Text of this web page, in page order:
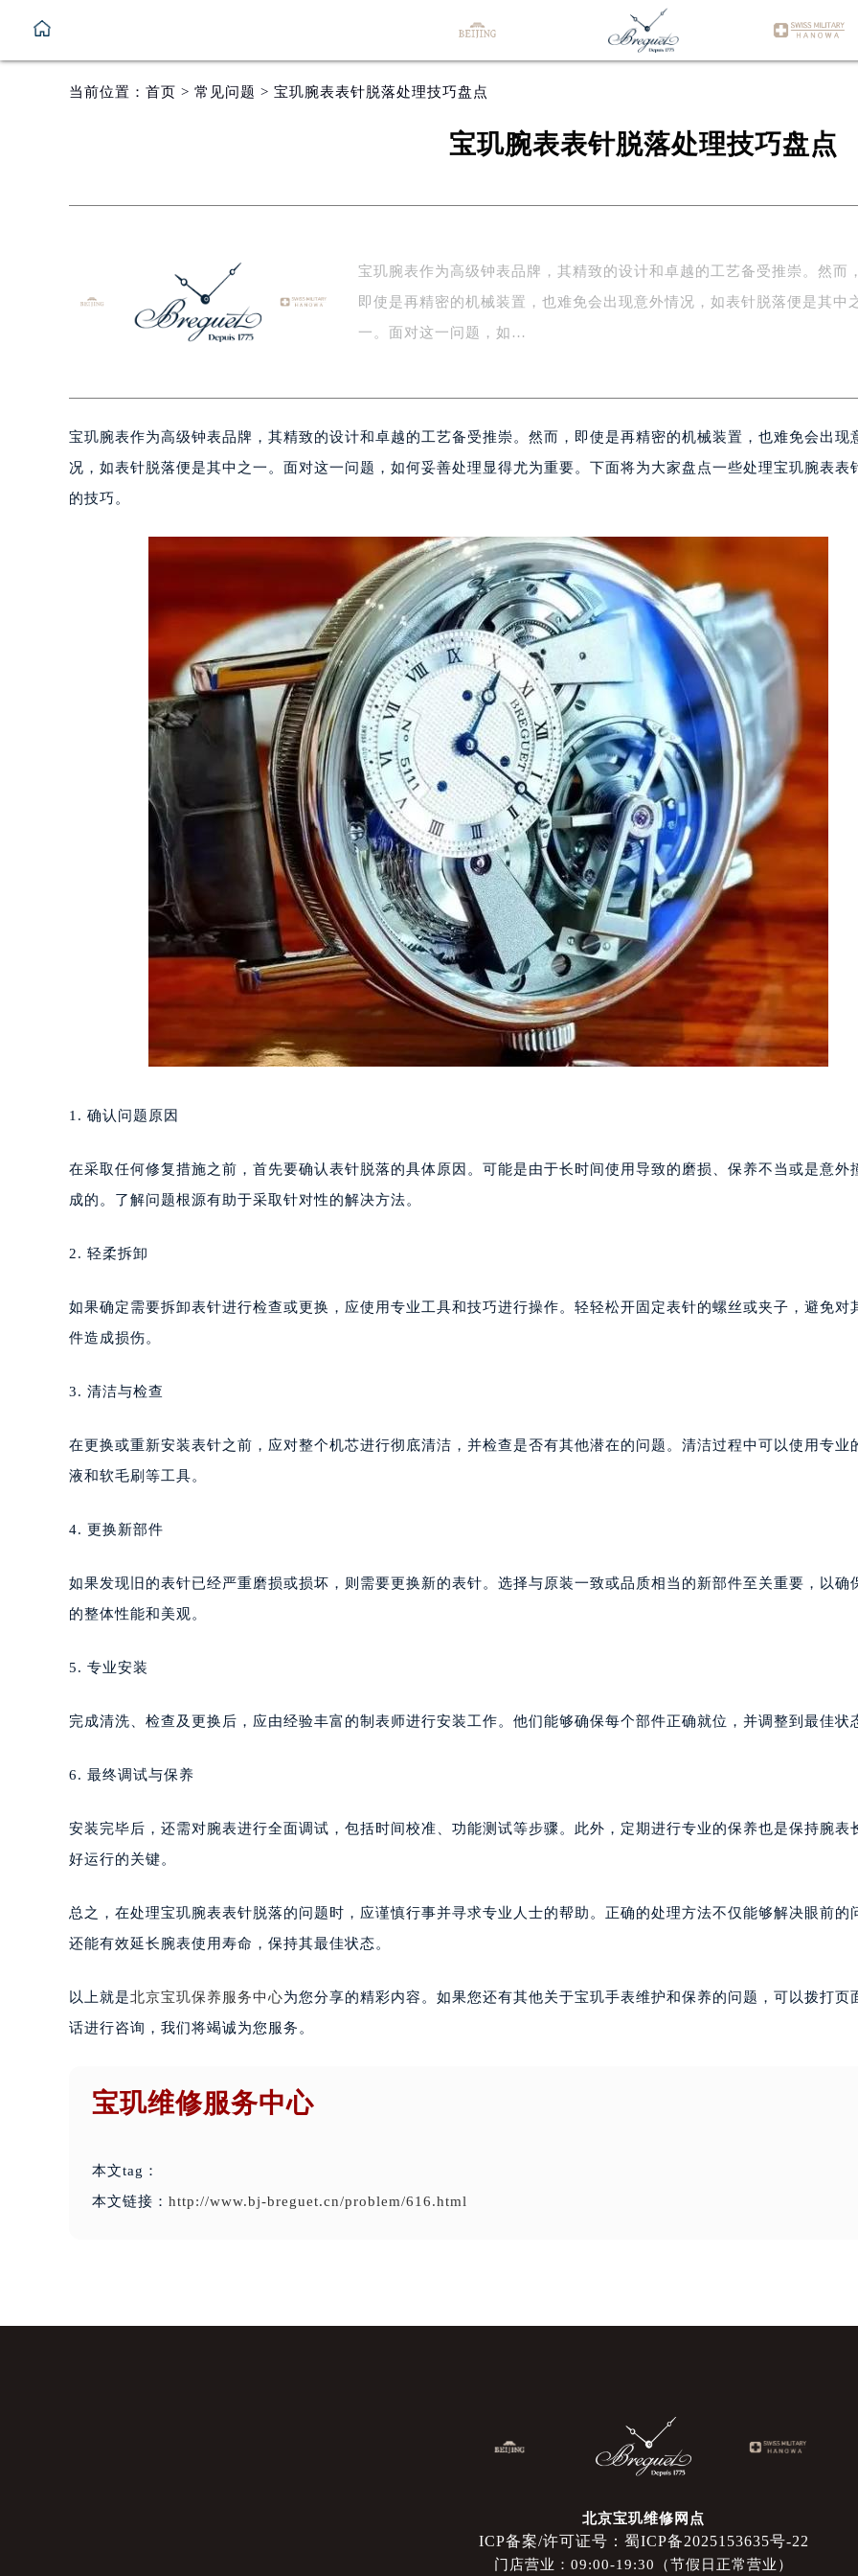
当前位置： 首页 > 常见问题 > 宝玑腕表表针脱落处理技巧盘点
宝玑腕表表针脱落处理技巧盘点
宝玑腕表作为高级钟表品牌，其精致的设计和卓越的工艺备受推崇。然而，
即使是再精密的机械装置，也难免会出现意外情况，如表针脱落便是其中
一。面对这一问题，如…
宝玑腕表作为高级钟表品牌，其精致的设计和卓越的工艺备受推崇。然而，即使是再精密的机械装置，也难免会出现
况，如表针脱落便是其中之一。面对这一问题，如何妥善处理显得尤为重要。下面将为大家盘点一些处理宝玑腕表表
的技巧。
1. 确认问题原因
在采取任何修复措施之前，首先要确认表针脱落的具体原因。可能是由于长时间使用导致的磨损、保养不当或是意外
成的。了解问题根源有助于采取针对性的解决方法。
2. 轻柔拆卸
如果确定需要拆卸表针进行检查或更换，应使用专业工具和技巧进行操作。轻轻松开固定表针的螺丝或夹子，避免对
件造成损伤。
3. 清洁与检查
在更换或重新安装表针之前，应对整个机芯进行彻底清洁，并检查是否有其他潜在的问题。清洁过程中可以使用专业
液和软毛刷等工具。
4. 更换新部件
如果发现旧的表针已经严重磨损或损坏，则需要更换新的表针。选择与原装一致或品质相当的新部件至关重要，以确
的整体性能和美观。
5. 专业安装
完成清洗、检查及更换后，应由经验丰富的制表师进行安装工作。他们能够确保每个部件正确就位，并调整到最佳状
6. 最终调试与保养
安装完毕后，还需对腕表进行全面调试，包括时间校准、功能测试等步骤。此外，定期进行专业的保养也是保持腕表
好运行的关键。
总之，在处理宝玑腕表表针脱落的问题时，应谨慎行事并寻求专业人士的帮助。正确的处理方法不仅能够解决眼前的
还能有效延长腕表使用寿命，保持其最佳状态。
以上就是北京宝玑保养服务中心为您分享的精彩内容。如果您还有其他关于宝玑手表维护和保养的问题，可以拨打页
话进行咨询，我们将竭诚为您服务。
宝玑维修服务中心
本文tag：
本文链接： http://www.bj-breguet.cn/problem/616.html
北京宝玑维修网点
ICP备案/许可证号：蜀ICP备2025153635号-22
门店营业：09:00-19:30（节假日正常营业）